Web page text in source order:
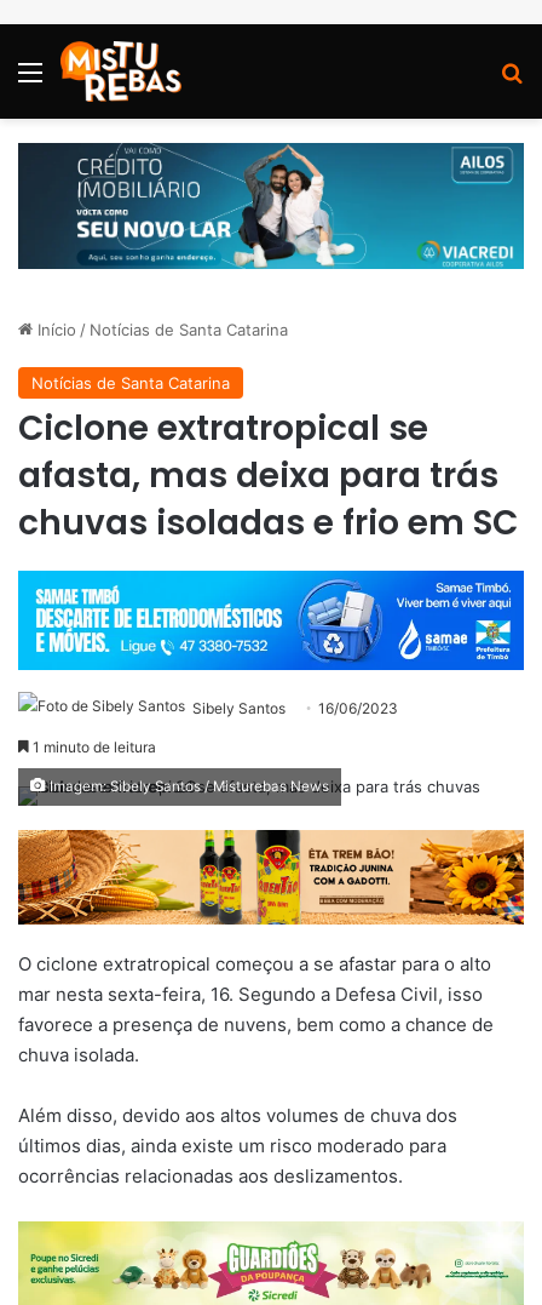
Menu
Início / Notícias de Santa Catarina
Notícias de Santa Catarina
Ciclone extratropical se
afasta, mas deixa para trás
chuvas isoladas e frio em SC
Sibely Santos 16/06/2023
1 minuto de leitura
Imagem: Sibely Santos / Misturebas News
O ciclone extratropical começou a se afastar para o alto
mar nesta sexta-feira, 16. Segundo a Defesa Civil, isso
favorece a presença de nuvens, bem como a chance de
chuva isolada.
Além disso, devido aos altos volumes de chuva dos
últimos dias, ainda existe um risco moderado para
ocorrências relacionadas aos deslizamentos.